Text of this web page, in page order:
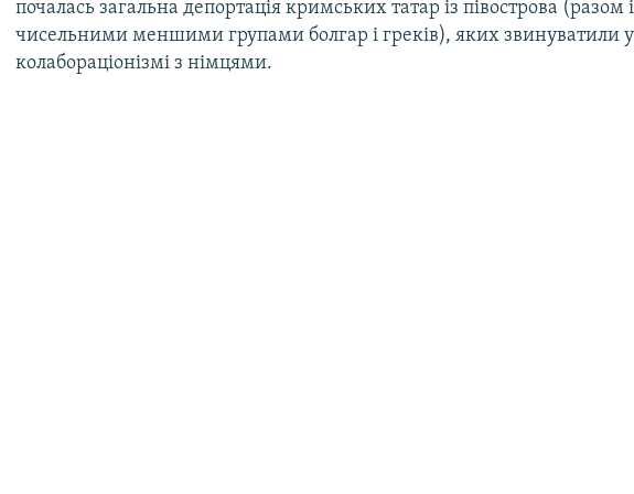
почалась загальна депортація кримських татар із півострова (разом
чисельними меншими групами болгар і греків), яких звинуватили у
колабораціонізмі з німцями.